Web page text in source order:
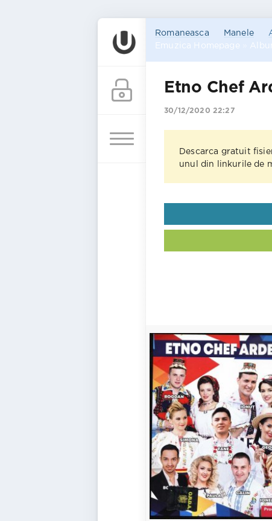
Romaneasca Manele
Emuzica Homepage
Etno Chef
30/12/2020 22:27
Descarca gratuit
unul din linkurile de